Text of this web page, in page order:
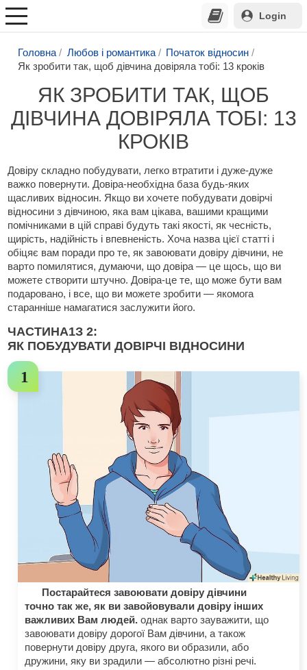
Login
Головна Любов і романтика
Початок відносин
Як зробити так, щоб дівчина довіряла тобі: 13 кроків
ЯК ЗРОБИТИ ТАК, ЩОБ
ДІВЧИНА ДОВІРЯЛА ТОБІ: 13
КРОКІВ
Довіру складно побудувати, легко втратити і дуже-дуже
важко повернути. Довіра-необхідна база будь-яких
щасливих відносин. Якщо ви хочете побудувати довірчі
відносини з дівчиною, яка вам цікава, вашими кращими
помічниками в цій справі будуть такі якості, як чесність,
щирість, надійність і впевненість. Хоча назва цієї статті і
обіцяє вам поради про те, як завоювати довіру дівчини, не
варто помилятися, думаючи, що довіра — це щось, що ви
можете створити штучно. Довіра-це те, що може бути вам
подаровано, і все, що ви можете зробити — якомога
старанніше намагатися заслужити його.
ЧАСТИНА1З 2:
ЯК ПОБУДУВАТИ ДОВІРЧІ ВІДНОСИНИ
Постарайтеся завоювати довіру дівчини
точно так же, як ви завойовували довіру інших
важливих Вам людей. однак варто зауважити, що
завоювати довіру дорогої Вам дівчини, а також
повернути довіру друга, якого ви образили, або
дружини, яку ви зрадили — абсолютно різні речі.